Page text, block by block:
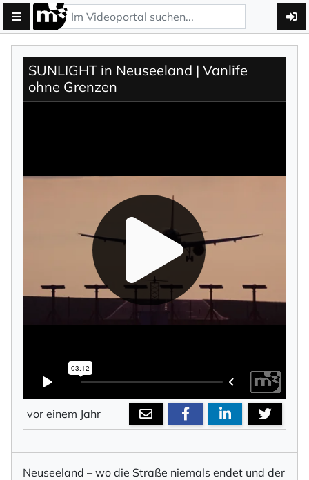
SUNLIGHT in Neuseeland | Vanlife
ohne Grenzen
vor einem Jahr
Neuseeland – wo die Straße niemals endet und der